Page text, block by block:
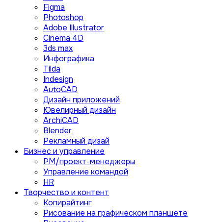
Figma
Photoshop
Adobe Illustrator
Сinema 4D
3ds max
Инфографика
Tilda
Indesign
AutoCAD
Дизайн приложений
Ювелирный дизайн
ArchiCAD
Blender
Рекламный дизай
Бизнес и управление
PM/проект-менеджеры
Управление командой
HR
Творчество и контент
Копирайтинг
Рисование на графическом планшете